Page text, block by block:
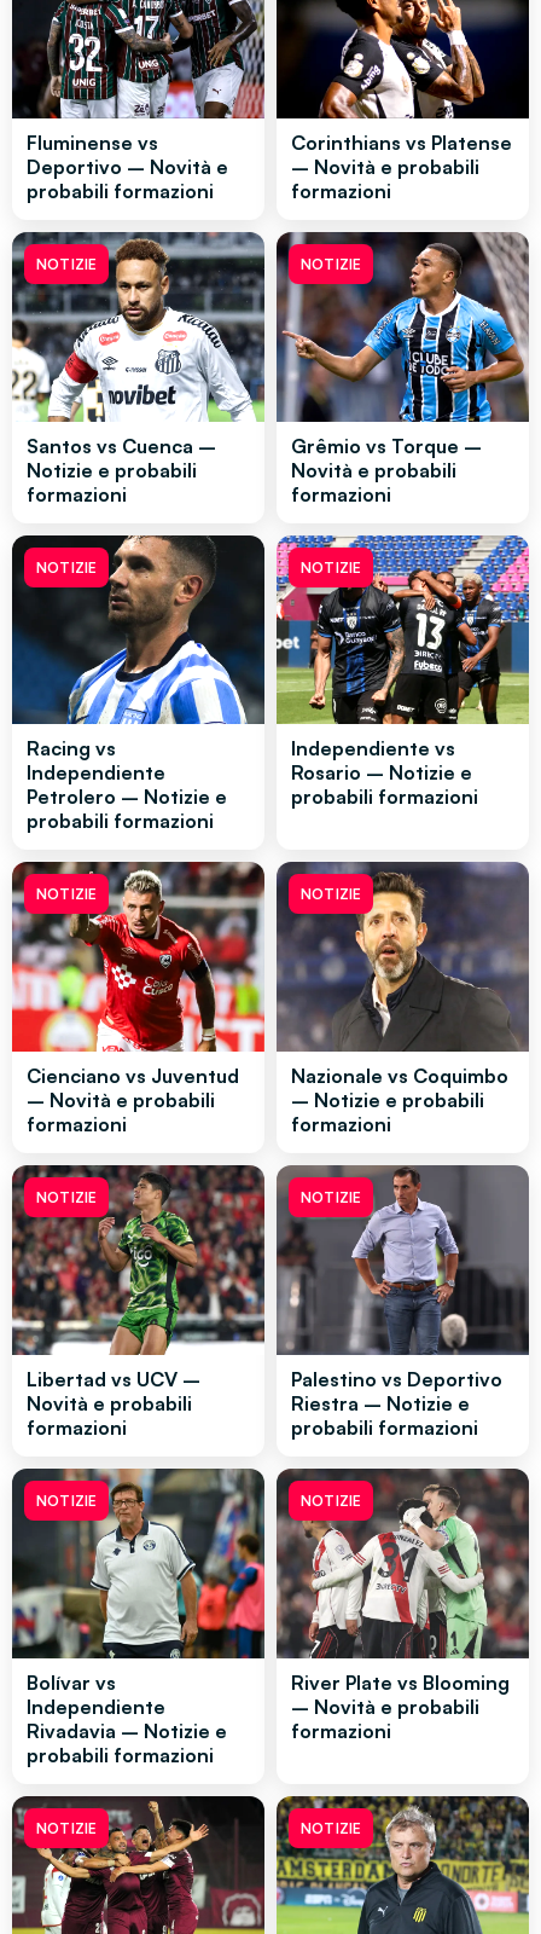
Fluminense vs
Deportivo – Novità e
probabili formazioni
Corinthians vs Platense
– Novità e probabili
formazioni
NOTIZIE
Santos vs Cuenca –
Notizie e probabili
formazioni
NOTIZIE
Grêmio vs Torque –
Novità e probabili
formazioni
NOTIZIE
Racing vs
Independiente
Petrolero – Notizie e
probabili formazioni
NOTIZIE
Independiente vs
Rosario – Notizie e
probabili formazioni
NOTIZIE
Cienciano vs Juventud
– Novità e probabili
formazioni
NOTIZIE
Nazionale vs Coquimbo
– Notizie e probabili
formazioni
NOTIZIE
Libertad vs UCV –
Novità e probabili
formazioni
NOTIZIE
Palestino vs Deportivo
Riestra – Notizie e
probabili formazioni
NOTIZIE
Bolívar vs
Independiente
Rivadavia – Notizie e
probabili formazioni
NOTIZIE
River Plate vs Blooming
– Novità e probabili
formazioni
NOTIZIE NOTIZIE